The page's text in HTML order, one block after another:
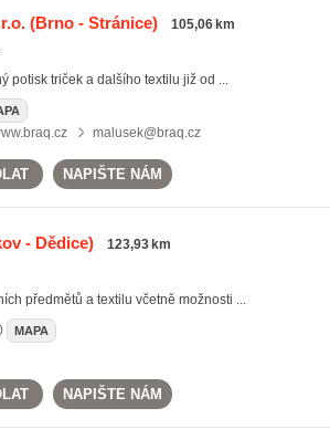
(Brno - Stránice) 105,06 km
potisk triček a dalšího textilu již od ...
malusek@braq.cz
NAPIŠTE NÁM
- Dědice) 123,93 km
předmětů a textilu včetně možnosti ...
MAPA
NAPIŠTE NÁM